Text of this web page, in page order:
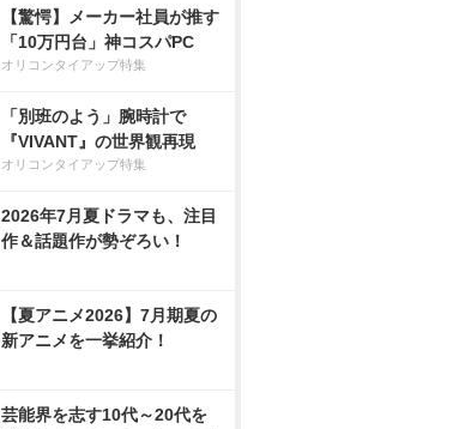
【驚愕】メーカー社員が推す
「10万円台」神コスパPC
オリコンタイアップ特集
「別班のよう」腕時計で
『VIVANT』の世界観再現
オリコンタイアップ特集
2026年7月夏ドラマも、注目
作＆話題作が勢ぞろい！
【夏アニメ2026】7月期夏の
新アニメを一挙紹介！
芸能界を志す10代～20代を